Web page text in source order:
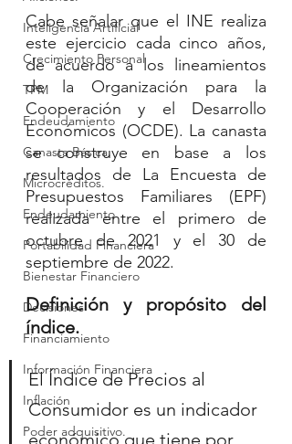
Inteligencia Artificial
Crecimiento Personal
TPM
Endeudamiento
Canasta Básica.
Microcréditos.
Endeudamiento
Portabilidad Financiera
Bienestar Financiero
Decisiones
Financiamiento
Información Financiera
Inflación
Poder adquisitivo.
Cabe señalar que el INE realiza
este ejercicio cada cinco años,
de acuerdo a los lineamientos
de la Organización para la
Cooperación y el Desarrollo
Económicos (OCDE). La canasta
se construye en base a los
resultados de La Encuesta de
Presupuestos Familiares (EPF)
realizada entre el primero de
octubre de 2021 y el 30 de
septiembre de 2022.
Definición y propósito del
índice.
El Índice de Precios al
Consumidor es un indicador